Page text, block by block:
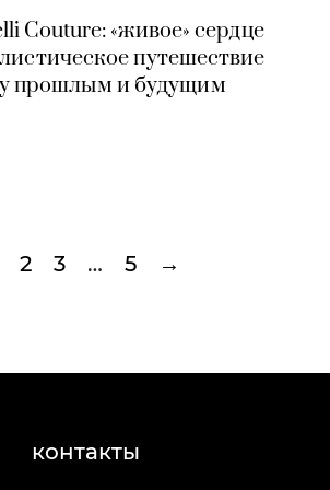
Couture: «живое» сердце
путешествие
прошлым и будущим
2 3 … 5 →
контакты